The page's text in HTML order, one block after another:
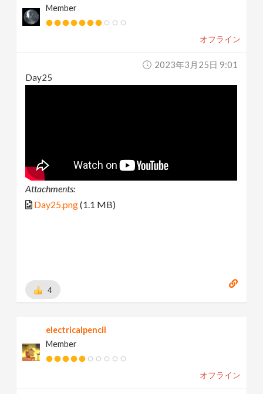
Member
オフライン
2023年3月25日 9:01
Day25
Attachments:
Day25.png(1.1 MB)
4
electricalpencil
Member
オフライン